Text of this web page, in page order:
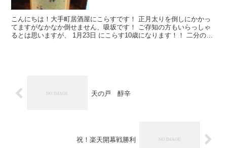
こんにちは！大手町居酒屋にこらすです！ 正月太りを倒しにかかっ
てますがなかなか倒せません、吸坂です！ ご存知の方もいらっしゃ
るとは思いますが、 1月23日 にこらす10歳になります！！ 二分の一
天の戸 醇辛
祝！楽天開幕戦勝利